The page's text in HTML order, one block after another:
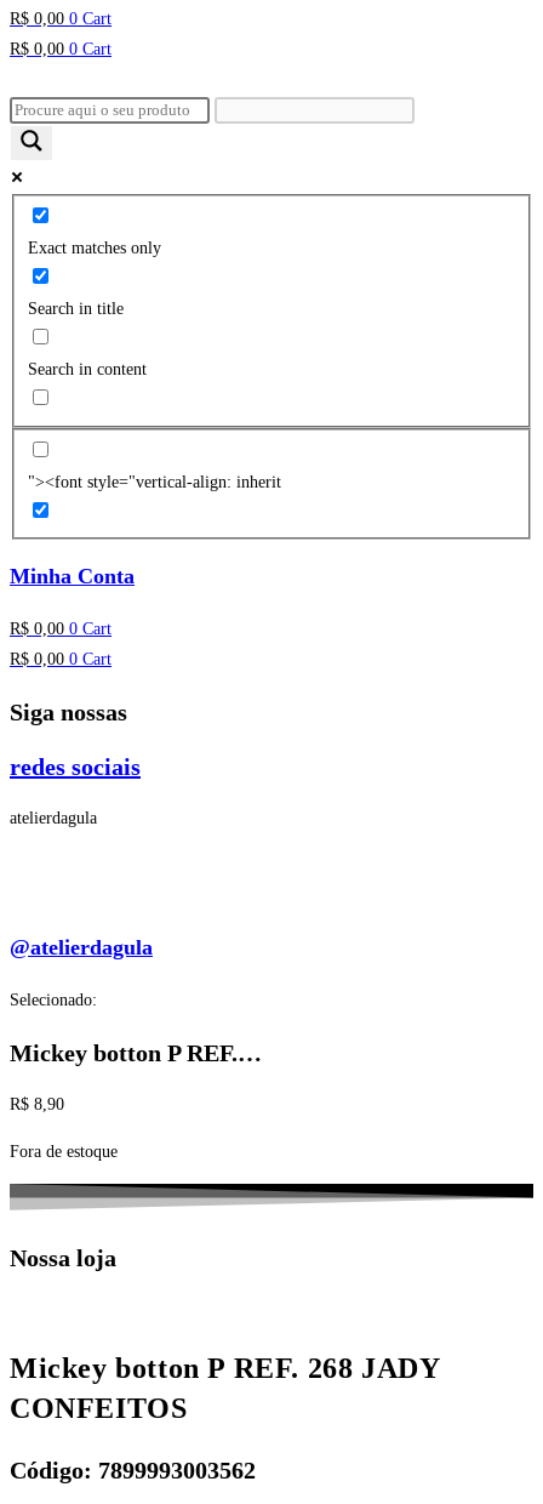
R$ 0,00 0 Cart
R$ 0,00 0 Cart
Exact matches only
Search in title
Search in content
"><font style="vertical-align: inherit
Minha Conta
R$ 0,00 0 Cart
R$ 0,00 0 Cart
Siga nossas
redes sociais
atelierdagula
@atelierdagula
Selecionado:
Mickey botton P REF.…
R$ 8,90
Fora de estoque
Nossa loja
Mickey botton P REF. 268 JADY
CONFEITOS
Código: 7899993003562